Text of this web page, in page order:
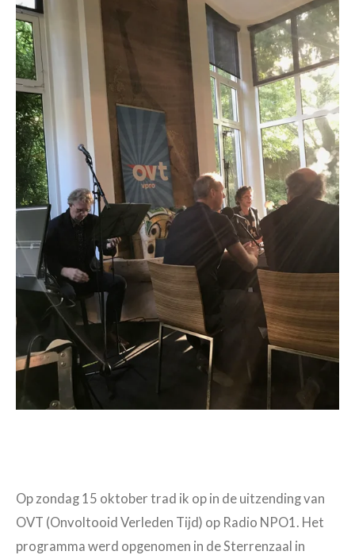
Op zondag 15 oktober trad ik op in de uitzending van
OVT (Onvoltooid Verleden Tijd) op Radio NPO1. Het
programma werd opgenomen in de Sterrenzaal in